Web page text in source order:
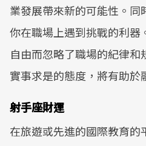
業發展帶來新的可能性。
你在職場上遇到挑戰的利器
自由而忽略了職場的紀律
實事求是的態度，將有助於
射手座財運
在旅遊或先進的國際教育